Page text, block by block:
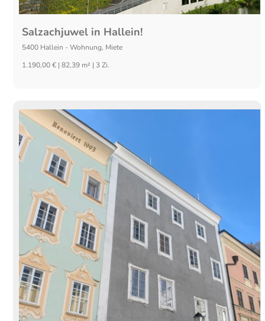
Salzachjuwel in Hallein!
5400 Hallein -Wohnung, Miete
1.190,00 € | 82,39 m² | 3 Zi.